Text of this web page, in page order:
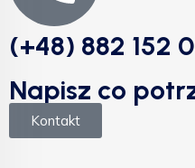
(+48) 882 152
Napisz co
Kontakt